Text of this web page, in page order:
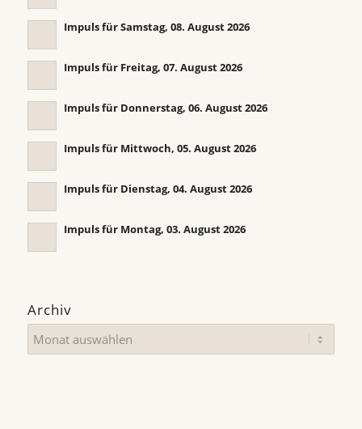
Impuls für Samstag, 08. August 2026
Impuls für Freitag, 07. August 2026
Impuls für Donnerstag, 06. August 2026
Impuls für Mittwoch, 05. August 2026
Impuls für Dienstag, 04. August 2026
Impuls für Montag, 03. August 2026
Archiv